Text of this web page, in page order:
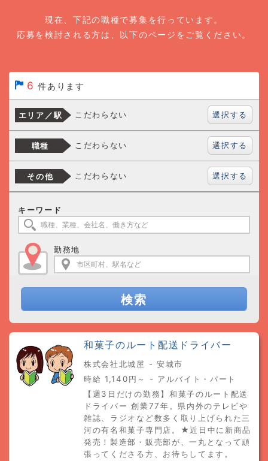
現在、下記の職種で募集を行っています。
応募を検討される方は、以下のページをご覧ください。
6 件あります
エリア／駅 こだわらない 選択する
職種 こだわらない 選択する
その他 こだわらない 選択する
キーワード
勤務地
検索
和菓子のルート配送ドライバー
株式会社北城屋 - 安城市
時給 1,140円～ - アルバイト・パート
【週3日だけの勤務】和菓子のルート配送
ドライバー 創業77年。県内外のテレビや
雑誌、ラジオなど数多く取り上げられた三
河の有名和菓子専門店。★近日中に新商品
発売！製造部・販売部が、一丸となって頑
張ってくださる方、お待ちしてます。